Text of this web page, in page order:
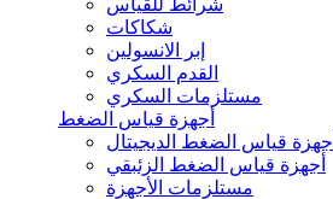
شرائط للقياس
شكاكات
إبر الانسولين
القدم السكري
مستلزمات السكري
أجهزة قياس الضغط
أجهزة قياس الضغط الديجيتال
أجهزة قياس الضغط الزئبقي
مستلزمات الأجهزة